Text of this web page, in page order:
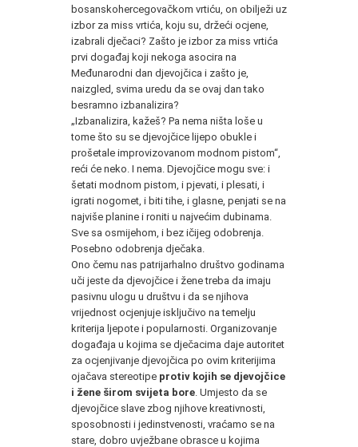
bosanskohercegovačkom vrtiću, on obilježi uz
izbor za miss vrtića, koju su, držeći ocjene,
izabrali dječaci? Zašto je izbor za miss vrtića
prvi događaj koji nekoga asocira na
Međunarodni dan djevojčica i zašto je,
naizgled, svima uredu da se ovaj dan tako
besramno izbanalizira?
„Izbanalizira, kažeš? Pa nema ništa loše u
tome što su se djevojčice lijepo obukle i
prošetale improvizovanom modnom pistom“,
reći će neko. I nema. Djevojčice mogu sve: i
šetati modnom pistom, i pjevati, i plesati, i
igrati nogomet, i biti tihe, i glasne, penjati se na
najviše planine i roniti u najvećim dubinama.
Sve sa osmijehom, i bez ičijeg odobrenja.
Posebno odobrenja dječaka.
Ono čemu nas patrijarhalno društvo godinama
uči jeste da djevojčice i žene treba da imaju
pasivnu ulogu u društvu i da se njihova
vrijednost ocjenjuje isključivo na temelju
kriterija ljepote i popularnosti. Organizovanje
događaja u kojima se dječacima daje autoritet
za ocjenjivanje djevojčica po ovim kriterijima
ojačava stereotipe protiv kojih se djevojčice
i žene širom svijeta bore . Umjesto da se
djevojčice slave zbog njihove kreativnosti,
sposobnosti i jedinstvenosti, vraćamo se na
stare, dobro uvježbane obrasce u kojima